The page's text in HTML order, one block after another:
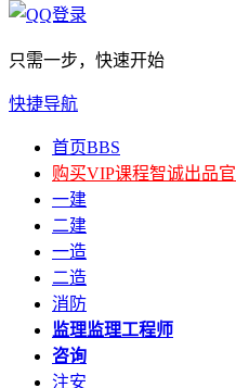
只需一步，快速开始
快捷导航
首页BBS
购买VIP课程智诚出品
一建
二建
一造
二造
消防
监理监理工程师
咨询
注安